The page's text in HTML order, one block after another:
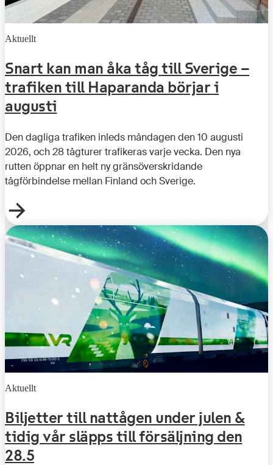
Aktuellt
Snart kan man åka tåg till Sverige –
trafiken till Haparanda börjar i
augusti
Den dagliga trafiken inleds måndagen den 10 augusti
2026, och 28 tågturer trafikeras varje vecka. Den nya
rutten öppnar en helt ny gränsöverskridande
tågförbindelse mellan Finland och Sverige.
Aktuellt
Biljetter till nattågen under julen &
tidig vår släpps till försäljning den
28.5